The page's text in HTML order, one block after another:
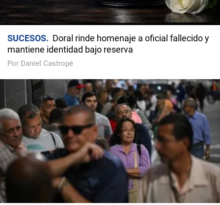
SUCESOS
Doral rinde homenaje a oficial fallecido y
mantiene identidad bajo reserva
Por Daniel Castropé